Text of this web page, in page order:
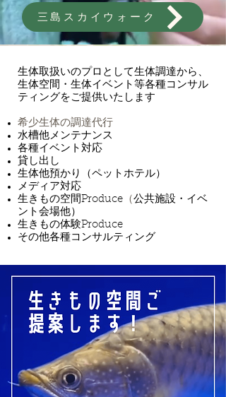
三島スカイウォーク
生体取扱いのプロとして生体調達から、
生体空間・生体イベント等各種コンサル
ティングをご提供いたします
​希少生体の調達代行
水槽他メンテナンス
各種イベント対応
貸し出し
生体他預かり（ペットホテル）
メディア対応
生きもの空間Produce ​（ 公共施設・イベ
ント会場他）
​生きもの体験Produce
​その他各種コンサルティング